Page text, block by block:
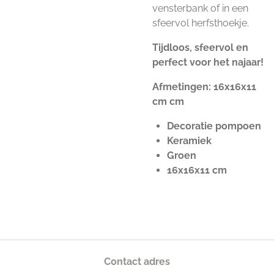
vensterbank of in een
sfeervol herfsthoekje.
Tijdloos, sfeervol en
perfect voor het najaar!
Afmetingen: 16x16x11
cm cm
Decoratie pompoen
Keramiek
Groen
16x16x11 cm
Contact adres